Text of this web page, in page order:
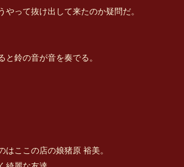
やって抜け出して来たのか疑問だ。
と鈴の音が音を奏でる。
はここの店の娘猪原 裕美。